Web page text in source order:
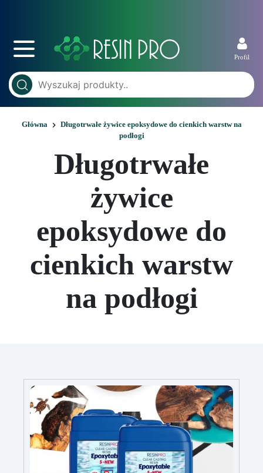
Profil
Główna
Długotrwałe żywice epoksydowe do cienkich warstw na
podłogi
Długotrwałe
żywice
epoksydowe do
cienkich warstw
na podłogi